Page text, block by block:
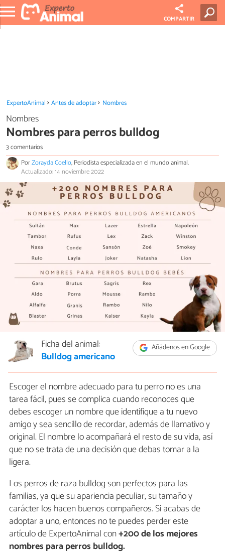
COMPARTIR
ExpertoAnimal Antes de adoptar Nombres
Nombres
Nombres para perros bulldog
3 comentarios
PorZorayda Coello, Periodista especializada en el mundo animal.
Actualizado: 14 noviembre 2022
Añádenos en Google
Ficha del animal:
Bulldog americano
Escoger el nombre adecuado para tu perro no es una
tarea fácil, pues se complica cuando reconoces que
debes escoger un nombre que identifique a tu nuevo
amigo y sea sencillo de recordar, además de llamativo y
original. El nombre lo acompañará el resto de su vida, así
que no se trata de una decisión que debas tomar a la
ligera.
Los perros de raza bulldog son perfectos para las
familias, ya que su apariencia peculiar, su tamaño y
carácter los hacen buenos compañeros. Si acabas de
adoptar a uno, entonces no te puedes perder este
artículo de ExpertoAnimal con+200 de los mejores
nombres para perros bulldog.